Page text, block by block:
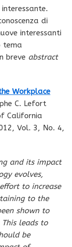
di
interessanti
tema
breve abstract
Workplace
C. Lefort
California
Vol. 3, No. 4,
and its impact
evolves,
to increase
to the
shown to
leads to
be